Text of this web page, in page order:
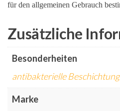
für den allgemeinen Gebrauch
Zusätzliche
Besonderheiten
antibakterielle Beschichtung
Marke